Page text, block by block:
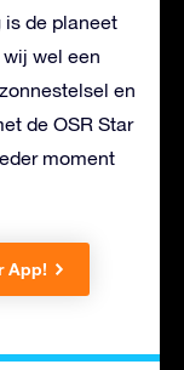
is de planeet
wel een
en
de OSR Star
moment
App!